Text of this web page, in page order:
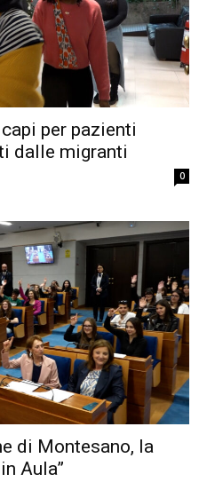
per pazienti
dalle migranti
0
di Montesano, la
Aula”